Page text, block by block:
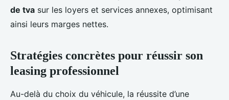
de tva sur les loyers et services annexes, optimisant
ainsi leurs marges nettes.
Stratégies concrètes pour réussir son
leasing professionnel
Au-delà du choix du véhicule, la réussite d’une